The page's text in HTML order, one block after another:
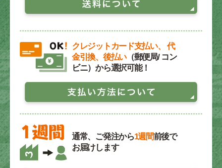
クレジットカード支払い、 代
金引換、後払い（郵便局/ コン
ビニ）から選択可能！
通常、ご発注から1週間前後で
お届けします